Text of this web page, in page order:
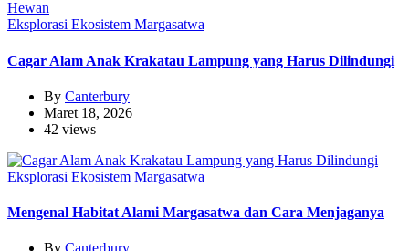
Eksplorasi Ekosistem Margasatwa
Cagar Alam Anak Krakatau Lampung yang Harus Dilindungi
By Canterbury
Maret 18, 2026
42 views
Eksplorasi Ekosistem Margasatwa
Mengenal Habitat Alami Margasatwa dan Cara Menjaganya